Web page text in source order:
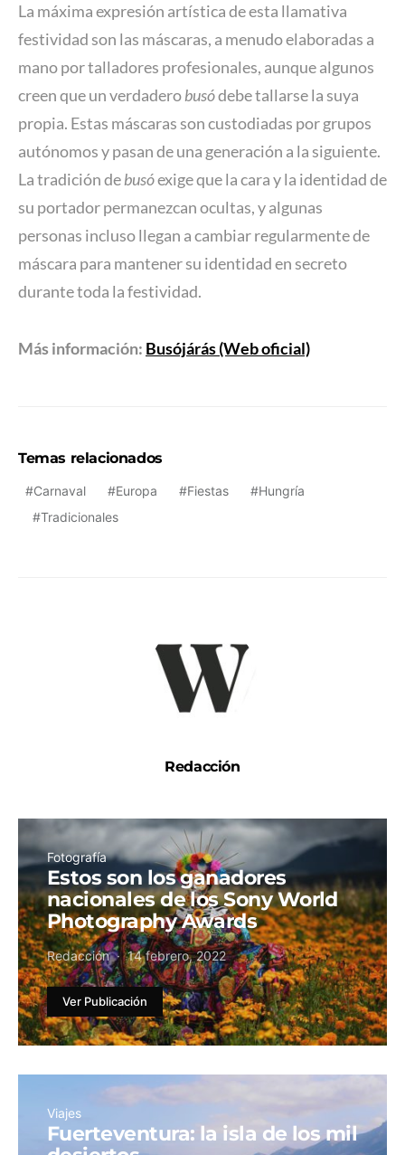
La máxima expresión artística de esta llamativa
festividad son las máscaras, a menudo elaboradas a
mano por talladores profesionales, aunque algunos
creen que un verdaderobusódebe tallarse la suya
propia. Estas máscaras son custodiadas por grupos
autónomos y pasan de una generación a la siguiente.
La tradición debusóexige que la cara y la identidad de
su portador permanezcan ocultas, y algunas
personas incluso llegan a cambiar regularmente de
máscara para mantener su identidad en secreto
durante toda la festividad.
Más información: Busójárás (Web oficial)
Temas relacionados
Carnaval Europa Fiestas
Hungría
Tradicionales
Redacción
Fotografía
Estos son los ganadores
nacionales de los Sony World
Photography Awards
Redacción 14 febrero, 2022
Ver Publicación
Viajes
Fuerteventura: la isla de los mil